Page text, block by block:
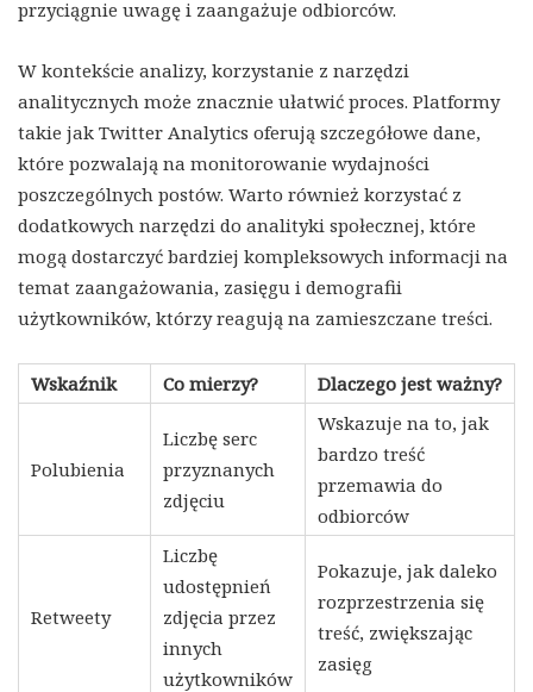
przyciągnie uwagę i zaangażuje odbiorców.
W kontekście analizy, korzystanie z narzędzi
analitycznych może znacznie ułatwić proces. Platformy
takie jak Twitter Analytics oferują szczegółowe dane,
które pozwalają na monitorowanie wydajności
poszczególnych postów. Warto również korzystać z
dodatkowych narzędzi do analityki społecznej, które
mogą dostarczyć bardziej kompleksowych informacji na
temat zaangażowania, zasięgu i demografii
użytkowników, którzy reagują na zamieszczane treści.
Wskaźnik Co mierzy? Dlaczego jest ważny?
Polubienia
Liczbę serc
przyznanych
zdjęciu
Wskazuje na to, jak
bardzo treść
przemawia do
odbiorców
Retweety
Liczbę
udostępnień
zdjęcia przez
innych
użytkowników
Pokazuje, jak daleko
rozprzestrzenia się
treść, zwiększając
zasięg